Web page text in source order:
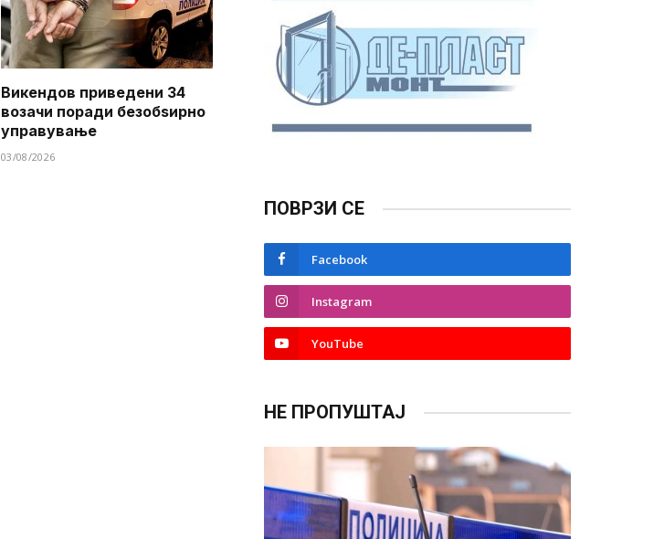
Викендов приведени 34
возачи поради безобѕирно
управување
03/08/2026
ПОВРЗИ СЕ
Facebook
Instagram
YouTube
НЕ ПРОПУШТАЈ